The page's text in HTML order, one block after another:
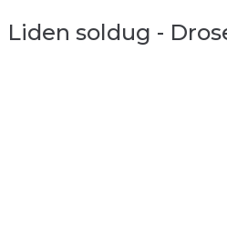
Liden soldug -